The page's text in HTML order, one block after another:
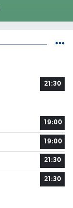
21:30
19:00
19:00
21:30
21:30